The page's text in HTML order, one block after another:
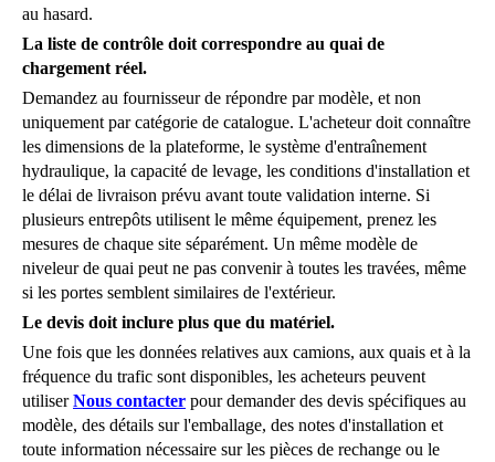
au hasard.
La liste de contrôle doit correspondre au quai de
chargement réel.
Demandez au fournisseur de répondre par modèle, et non
uniquement par catégorie de catalogue. L'acheteur doit connaître
les dimensions de la plateforme, le système d'entraînement
hydraulique, la capacité de levage, les conditions d'installation et
le délai de livraison prévu avant toute validation interne. Si
plusieurs entrepôts utilisent le même équipement, prenez les
mesures de chaque site séparément. Un même modèle de
niveleur de quai peut ne pas convenir à toutes les travées, même
si les portes semblent similaires de l'extérieur.
Le devis doit inclure plus que du matériel.
Une fois que les données relatives aux camions, aux quais et à la
fréquence du trafic sont disponibles, les acheteurs peuvent
utiliser Nous contacter pour demander des devis spécifiques au
modèle, des détails sur l'emballage, des notes d'installation et
toute information nécessaire sur les pièces de rechange ou le